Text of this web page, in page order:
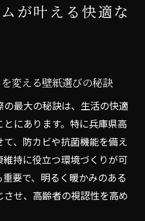
生活の質を向上させる工
する老人ホーム壁紙の変
すリフォーム効果の実例
えるリフォーム提案のコ
紙リフォームの最新動向
に導く壁紙選びのポイン
が叶える快適な
変える壁紙選びの秘訣
最大の秘訣は、生活の快適
にあります。特に兵庫県高
、防カビや抗菌機能を備え
持に役立つ環境づくりが可
要で、明るく暖かみのある
せ、高齢者の視認性を高め